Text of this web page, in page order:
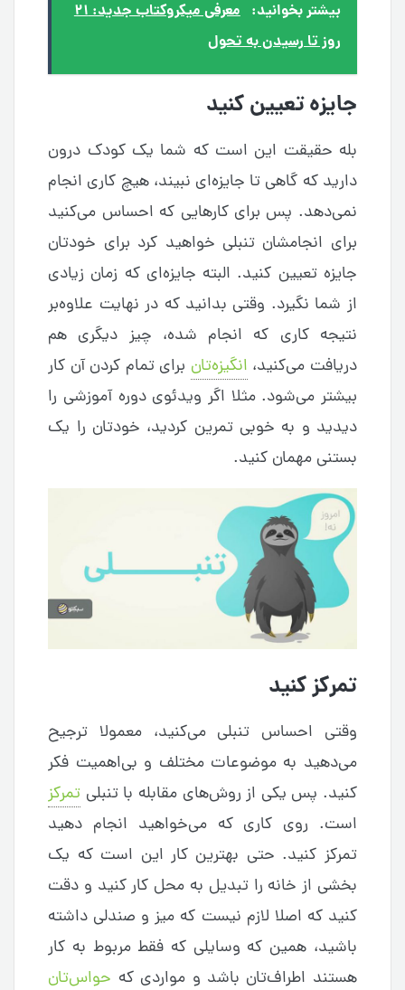
بیشتر بخوانید:
معرفی میکروکتاب جدید: ۲۱
روز تا رسیدن به تحول
جایزه تعیین کنید
بله حقیقت این است که شما یک کودک درون
دارید که گاهی تا جایزه‌ای نبیند، هیچ کاری انجام
نمی‌دهد. پس برای کارهایی که احساس می‌کنید
برای انجامشان تنبلی خواهید کرد برای خودتان
جایزه تعیین کنید. البته جایزه‌ای که زمان زیادی
از شما نگیرد. وقتی بدانید که در نهایت علاوه‌بر
نتیجه کاری که انجام شده، چیز دیگری هم
دریافت می‌کنید، انگیزه‌تان برای تمام کردن آن کار
بیشتر می‌شود. مثلا اگر ویدئوی دوره آموزشی را
دیدید و به خوبی تمرین کردید، خودتان را یک
بستنی مهمان کنید.
تمرکز کنید
وقتی احساس تنبلی می‌کنید، معمولا ترجیح
می‌دهید به موضوعات مختلف و بی‌اهمیت فکر
کنید. پس یکی از روش‌های مقابله با تنبلی تمرکز
است. روی کاری که می‌خواهید انجام دهید
تمرکز کنید. حتی بهترین کار این است که یک
بخشی از خانه را تبدیل به محل کار کنید و دقت
کنید که اصلا لازم نیست که میز و صندلی داشته
باشید، همین که وسایلی که فقط مربوط به کار
هستند اطراف‌تان باشد و مواردی که حواس‌تان